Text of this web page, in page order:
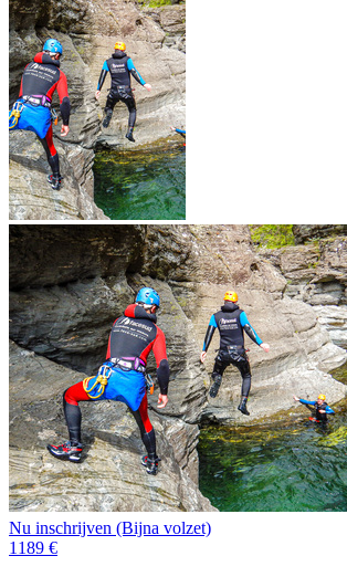
Nu inschrijven (Bijna volzet)
1189 €